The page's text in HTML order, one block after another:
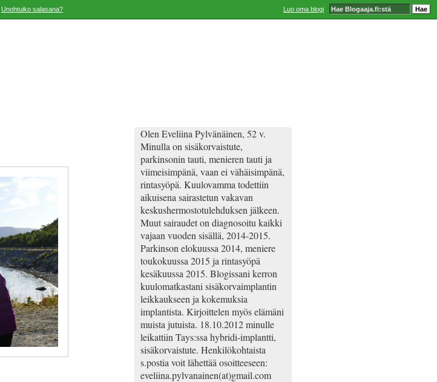
Olen Eveliina Pylvänäinen, 52 v.
Minulla on sisäkorvaistute,
parkinsonin tauti, menieren tauti ja
viimeisimpänä, vaan ei vähäisimpänä,
rintasyöpä. Kuulovamma todettiin
aikuisena sairastetun vakavan
keskushermostotulehduksen jälkeen.
Muut sairaudet on diagnosoitu kaikki
vajaan vuoden sisällä, 2014-2015.
Parkinson elokuussa 2014, meniere
toukokuussa 2015 ja rintasyöpä
kesäkuussa 2015. Blogissani kerron
kuulomatkastani sisäkorvaimplantin
leikkaukseen ja kokemuksia
implantista. Kirjoittelen myös elämäni
muista jutuista. 18.10.2012 minulle
leikattiin Tays:ssa hybridi-implantti,
sisäkorvaistute. Henkilökohtaista
s.postia voit lähettää osoitteeseen:
eveliina.pylvanainen(at)gmail.com
Unohtuiko salasana? Luo oma blogi